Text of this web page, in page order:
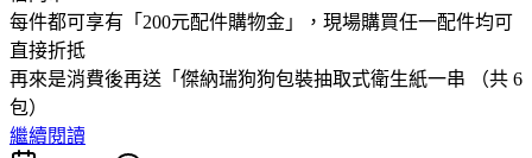
每件都可享有「200元配件購物金」，現場購買任一配件均可
直接折抵
再來是消費後再送「傑納瑞狗狗包裝抽取式衛生紙一串 （共 6
包）
繼續閱讀